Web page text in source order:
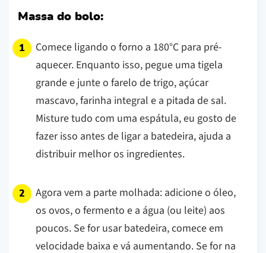
Massa do bolo:
Comece ligando o forno a 180°C para pré-
aquecer. Enquanto isso, pegue uma tigela
grande e junte o farelo de trigo, açúcar
mascavo, farinha integral e a pitada de sal.
Misture tudo com uma espátula, eu gosto de
fazer isso antes de ligar a batedeira, ajuda a
distribuir melhor os ingredientes.
Agora vem a parte molhada: adicione o óleo,
os ovos, o fermento e a água (ou leite) aos
poucos. Se for usar batedeira, comece em
velocidade baixa e vá aumentando. Se for na